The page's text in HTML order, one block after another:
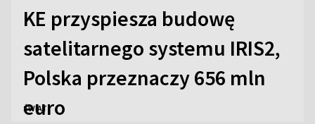
KE przyspiesza budowę
satelitarnego systemu IRIS2,
Polska przeznaczy 656 mln
euro
ŚWIAT